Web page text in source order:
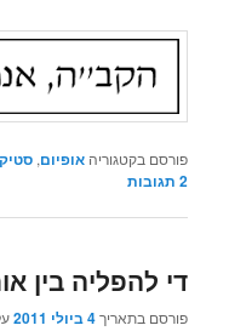
פורסם בקטגוריה אופיום,
2 תגובות
די להפליה בין
פורסם בתאריך4 ביולי 2011